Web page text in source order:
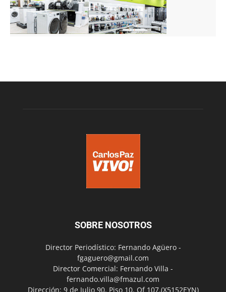
SOBRE NOSOTROS
Director Periodístico: Fernando Agüero -
fgaguero@gmail.com
Director Comercial: Fernando Villa -
fernando.villa@fmazul.com
Dirección: 9 de Julio 90. Piso 10. Of 107.(X5152EYN)